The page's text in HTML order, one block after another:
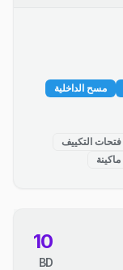
مسح الداخلية
التكييف
10
BD